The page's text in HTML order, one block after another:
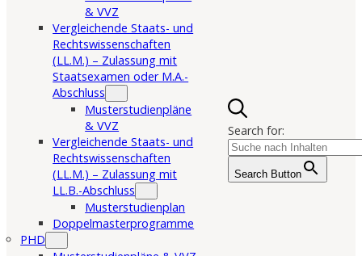
& VVZ
Vergleichende Staats- und
Rechtswissenschaften
(LL.M.) – Zulassung mit
Staatsexamen oder M.A.-
Abschluss
Musterstudienpläne
& VVZ
Vergleichende Staats- und
Rechtswissenschaften
(LL.M.) – Zulassung mit
LL.B.-Abschluss
Musterstudienplan
Doppelmasterprogramme
PHD
Search for:
Search Button